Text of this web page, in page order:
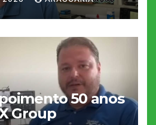
50 anos
Group